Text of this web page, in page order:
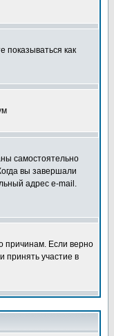
показываться как
самостоятельно
вы завершали
адрес e-mail.
причинам. Если верно
принять участие в